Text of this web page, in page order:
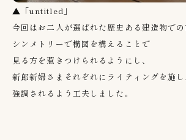
▲「untitled」
今回はお二人が選ばれた歴史ある建造物での
シンメトリーで構図を構えることで
見る方を惹きつけられるようにし、
新郎新婦さまそれぞれにライティングを施し
強調されるよう工夫しました。